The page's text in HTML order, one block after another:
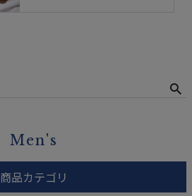
Men's
商品カテゴリ